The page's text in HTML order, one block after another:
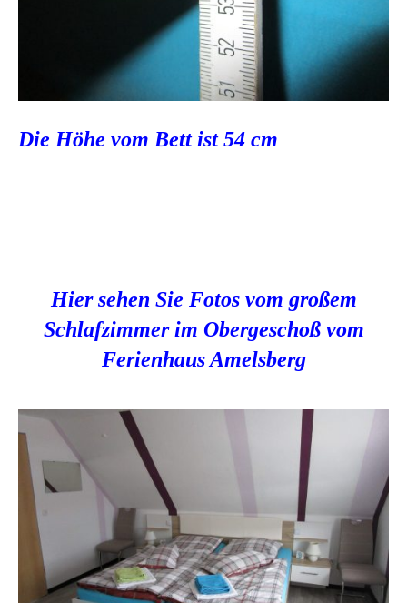
Die Höhe vom Bett ist 54 cm
Hier sehen Sie Fotos vom großem
Schlafzimmer im Obergeschoß vom
Ferienhaus Amelsberg